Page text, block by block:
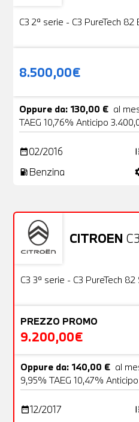
C3 2ª serie - C3 PureTech 82
8.500,00€
Oppure da: 130,00 € al
TAEG 10,76% Anticipo
date_range02/2016
local_gas_station Benzina
CITROEN
Usato
C3 3ª serie - C3 PureTech 82
PREZZO PROMO
9.200,00€
Oppure da: 140,00 € al
9,95% TAEG 10,47%
date_range12/2017